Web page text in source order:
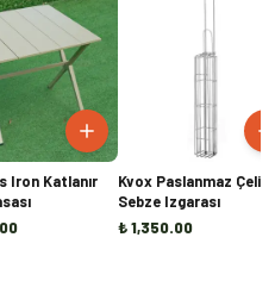
Iron Katlanır
Kvox Paslanmaz Çelik
Sebze Izgarası
₺ 1,350.00